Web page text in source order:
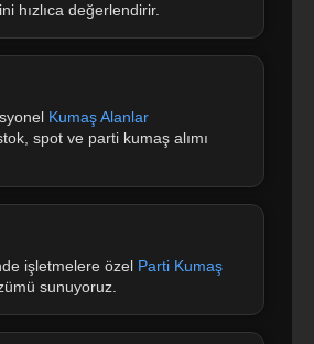
hızlıca değerlendirir.
Kumaş Alanlar
spot ve parti kumaş alımı
işletmelere özel Parti Kumaş
sunuyoruz.